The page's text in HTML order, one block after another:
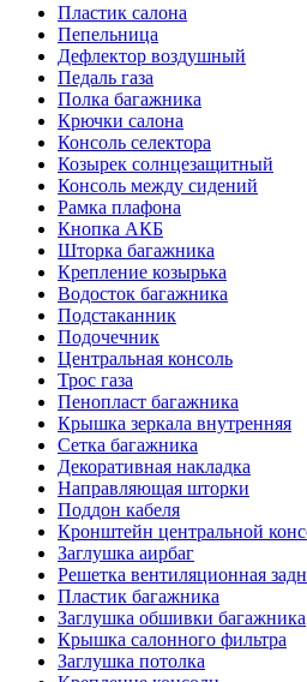
Пластик салона
Пепельница
Дефлектор воздушный
Педаль газа
Полка багажника
Крючки салона
Консоль селектора
Козырек солнцезащитный
Консоль между сидений
Рамка плафона
Кнопка АКБ
Шторка багажника
Крепление козырька
Водосток багажника
Подстаканник
Подочечник
Центральная консоль
Трос газа
Пенопласт багажника
Крышка зеркала внутренняя
Сетка багажника
Декоративная накладка
Направляющая шторки
Поддон кабеля
Кронштейн центральной
Заглушка аирбаг
Решетка вентиляционная
Пластик багажника
Заглушка обшивки багажника
Крышка салонного фильтра
Заглушка потолка